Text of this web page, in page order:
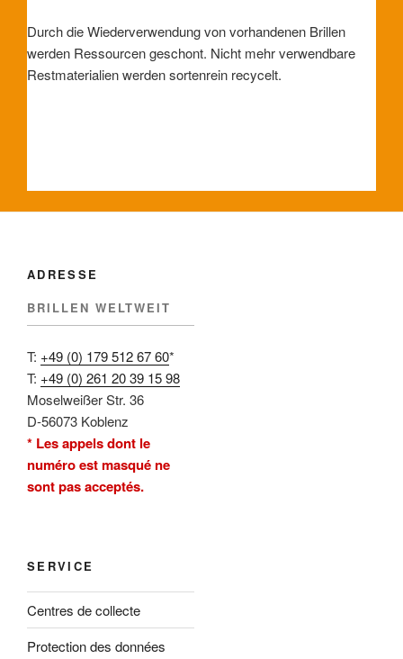
Durch die Wiederverwendung von vorhandenen Brillen
werden Ressourcen geschont. Nicht mehr verwendbare
Restmaterialien werden sortenrein recycelt.
ADRESSE
BRILLEN WELTWEIT
T: +49 (0) 179 512 67 60*
T: +49 (0) 261 20 39 15 98
Moselweißer Str. 36
D-56073 Koblenz
* Les appels dont le
numéro est masqué ne
sont pas acceptés.
SERVICE
Centres de collecte
Protection des données